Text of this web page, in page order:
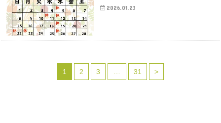
2026.01.23
1 2 3 31 >